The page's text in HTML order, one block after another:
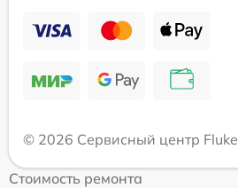
© 2026 Сервисный центр Fluke
Стоимость ремонта